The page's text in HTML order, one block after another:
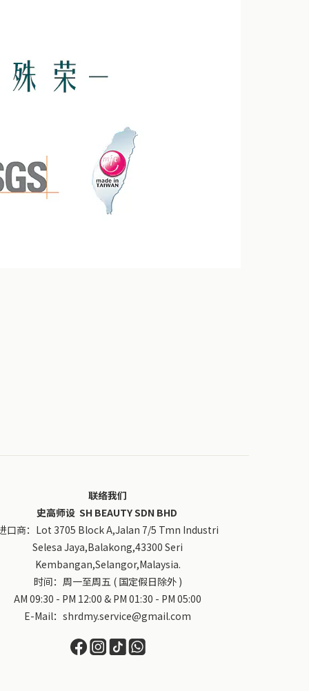
联络我们
史高师设 SH BEAUTY SDN BHD
口商：Lot 3705 Block A,Jalan 7/5 Tmn Industri
Selesa Jaya,Balakong,43300 Seri
Kembangan,Selangor,Malaysia.
时间：周一至周五 ( 国定假日除外 )
AM 09:30 - PM 12:00 & PM 01:30 - PM 05:00
E-Mail：shrdmy.service@gmail.com